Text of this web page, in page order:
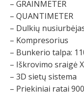
– GRAINMETER
– QUANTIMETER
– Dulkių
– Kompresorius
– Bunkerio talpa:
– Iškrovimo sraigė
– 3D sietų sistema
– Priekiniai ratai